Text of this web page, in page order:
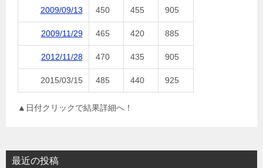
2009/09/13 450 455 905
2009/11/29 465 420 885
2012/11/28 470 435 905
2015/03/15 485 440 925
▲日付クリックで結果詳細へ！
最近の投稿